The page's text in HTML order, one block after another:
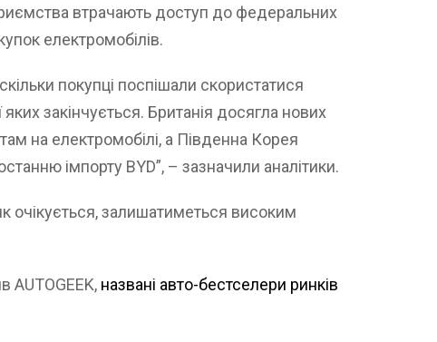
втрачають доступ до федеральних
електромобілів.
покупці поспішали скористатися
закінчується. Британія досягла нових
на електромобілі, а Південна Корея
імпорту BYD”, – зазначили аналітики.
очікується, залишатиметься високим
AUTOGEEK, названі авто-бестселери ринків